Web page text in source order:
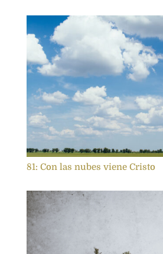
81: Con las nubes viene Cristo